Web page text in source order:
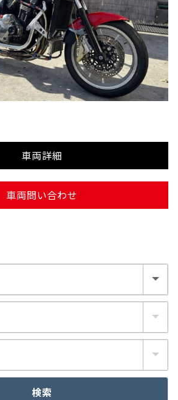
車両詳細
車両問い合わせ
検索